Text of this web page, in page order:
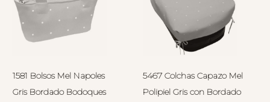
1581 Bolsos Mel Napoles
Gris Bordado Bodoques
5467 Colchas Capazo Mel
Polipiel Gris con Bordado